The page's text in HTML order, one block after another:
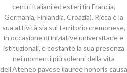
centri italiani ed esteri (in Francia,
Germania, Finlandia, Croazia). Ricca è la
sua attività sia sul territorio cremonese,
in occasione di iniziative universitarie e
istituzionali, e costante la sua presenza
nei momenti più solenni della vita
dell’Ateneo pavese (lauree honoris causa